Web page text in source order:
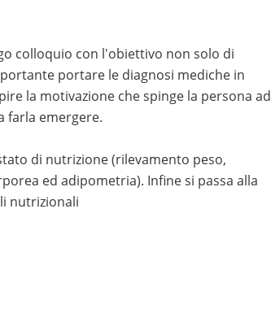
colloquio con l'obiettivo non solo di
portare le diagnosi mediche in
la motivazione che spinge la persona ad
farla emergere.
di nutrizione (rilevamento peso,
ed adipometria). Infine si passa alla
nutrizionali